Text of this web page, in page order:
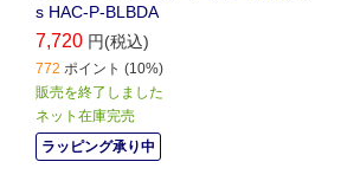
s HAC-P-BLBDA
7,720 円(税込)
772 ポイント (10%)
販売を終了しました
ネット在庫完売
ラッピング承り中